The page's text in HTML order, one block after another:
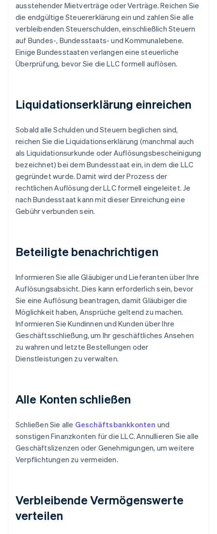
ausstehender Mietverträge oder Verträge. Reichen Sie
die endgültige Steuererklärung ein und zahlen Sie alle
verbleibenden Steuerschulden, einschließlich Steuern
auf Bundes-, Bundesstaats- und Kommunalebene.
Einige Bundesstaaten verlangen eine steuerliche
Überprüfung, bevor Sie die LLC formell auflösen.
Liquidationserklärung einreichen
Sobald alle Schulden und Steuern beglichen sind,
reichen Sie die Liquidationserklärung (manchmal auch
als Liquidationsurkunde oder Auflösungsbescheinigung
bezeichnet) bei dem Bundesstaat ein, in dem die LLC
gegründet wurde. Damit wird der Prozess der
rechtlichen Auflösung der LLC formell eingeleitet. Je
nach Bundesstaat kann mit dieser Einreichung eine
Gebühr verbunden sein.
Beteiligte benachrichtigen
Informieren Sie alle Gläubiger und Lieferanten über Ihre
Auflösungsabsicht. Dies kann erforderlich sein, bevor
Sie eine Auflösung beantragen, damit Gläubiger die
Möglichkeit haben, Ansprüche geltend zu machen.
Informieren Sie Kundinnen und Kunden über Ihre
Geschäftsschließung, um Ihr geschäftliches Ansehen
zu wahren und letzte Bestellungen oder
Dienstleistungen zu verwalten.
Alle Konten schließen
Schließen Sie alle Geschäftsbankkonten und
sonstigen Finanzkonten für die LLC. Annullieren Sie alle
Geschäftslizenzen oder Genehmigungen, um weitere
Verpflichtungen zu vermeiden.
Verbleibende Vermögenswerte
verteilen